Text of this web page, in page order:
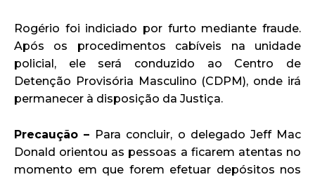
Rogério foi indiciado por furto mediante fraude.
Após os procedimentos cabíveis na unidade
policial, ele será conduzido ao Centro de
Detenção Provisória Masculino (CDPM), onde irá
permanecer à disposição da Justiça.
Precaução – Para concluir, o delegado Jeff Mac
Donald orientou as pessoas a ficarem atentas no
momento em que forem efetuar depósitos nos